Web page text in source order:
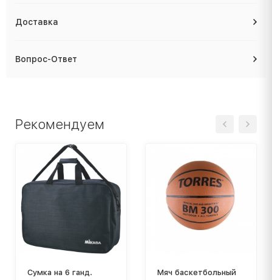
Доставка
Вопрос-Ответ
Рекомендуем
Сумка на 6 ганд.
Мяч баскетбольный